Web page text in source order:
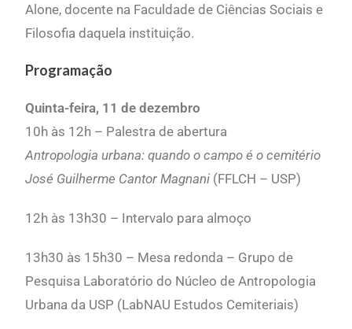
Alone, docente na Faculdade de Ciências Sociais e
Filosofia daquela instituição.
Programação
Quinta-feira, 11 de dezembro
10h às 12h – Palestra de abertura
Antropologia urbana: quando o campo é o cemitério
José Guilherme Cantor Magnani (FFLCH – USP)
12h às 13h30 – Intervalo para almoço
13h30 às 15h30 – Mesa redonda – Grupo de
Pesquisa Laboratório do Núcleo de Antropologia
Urbana da USP (LabNAU Estudos Cemiteriais)